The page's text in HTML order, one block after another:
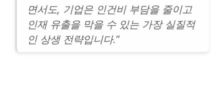
면서도, 기업은 인건비 부담을 줄이고
인재 유출을 막을 수 있는 가장 실질적
인 상생 전략입니다.”